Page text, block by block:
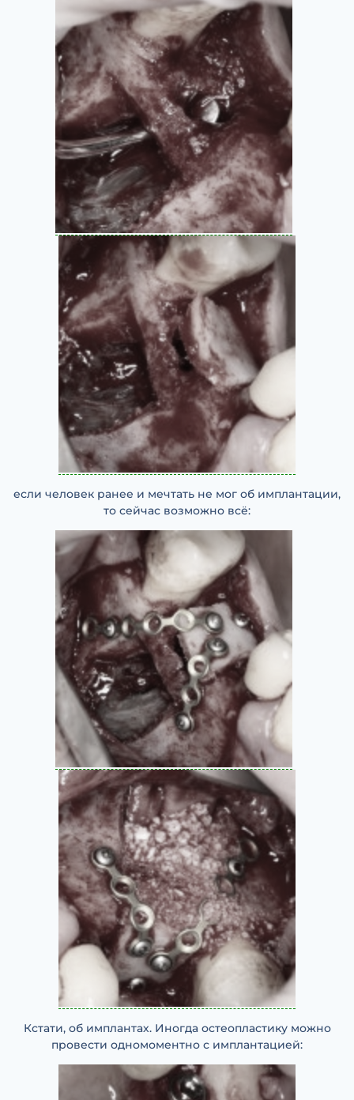
если человек ранее и мечтать не мог об имплантации,
то сейчас возможно всё:
Кстати, об имплантах. Иногда остеопластику можно
провести одномоментно с имплантацией: